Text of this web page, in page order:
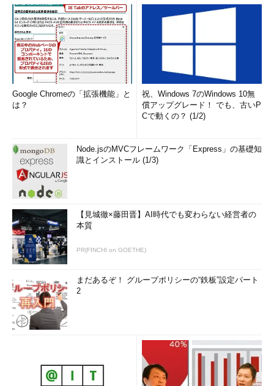
Google Chromeの「拡張機能」と
は？
祝、Windows 7のWindows 10無
償アップグレード！ でも、古いP
Cで動くの？ (1/2)
Node.jsのMVCフレームワーク「Express」の基礎知
識とインストール (1/3)
【見城徹×藤田晋】AI時代でも変わらない経営者の
本質
PR(FINCHI on GOETHE)
まだあるぞ！ グループポリシーの“鉄板”設定パート
2